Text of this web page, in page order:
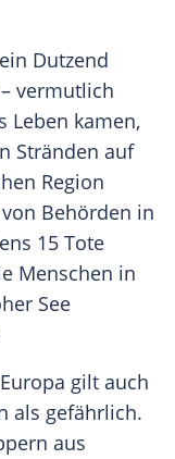
Dutzend
vermutlich
Leben kamen,
Stränden auf
Region
Behörden in
15 Tote
Menschen in
See
gilt auch
als gefährlich.
aus